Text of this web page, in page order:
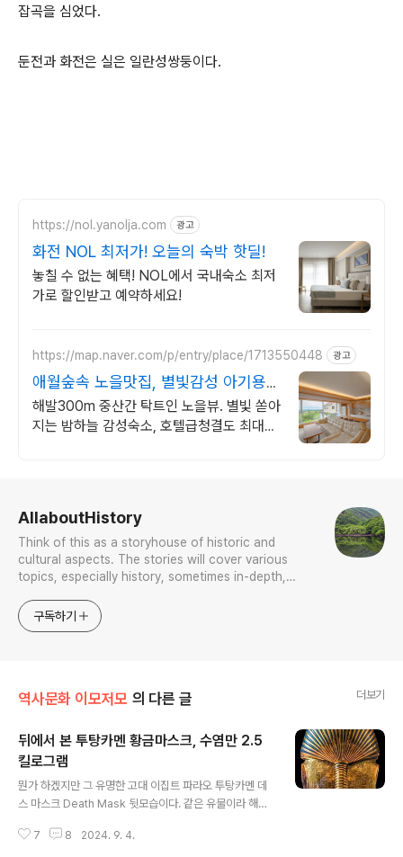
잡곡을 심었다.
둔전과 화전은 실은 일란성쌍둥이다.
https://nol.yanolja.com 광고
화전 NOL 최저가! 오늘의 숙박 핫딜!
놓칠 수 없는 혜택! NOL에서 국내숙소 최저
가로 할인받고 예약하세요!
https://map.naver.com/p/entry/place/1713550448 광고
애월숲속 노을맛집, 별빛감성 아기용품
완벽구비, 대가족
해발300m 중산간 탁트인 노을뷰. 별빛 쏟아
지는 밤하늘 감성숙소, 호텔급청결도 최대
AllaboutHistory
Think of this as a storyhouse of historic and
cultural aspects. The stories will cover various
topics, especially history, sometimes in-depth,
approach will be to resist any common sense or
generalized viewpoint
구독하기
역사문화 이모저모 의 다른 글 더보기
뒤에서 본 투탕카멘 황금마스크, 수염만 2.5
킬로그램
뭔가 하겠지만 그 유명한 고대 이집트 파라오 투탕카멘 데
스 마스크 Death Mask 뒷모습이다. 같은 유물이라 해도
황금 마스크는 제18왕조 고대 이집트 파라오 투탕카멘(재
7 8 2024. 9. 4.